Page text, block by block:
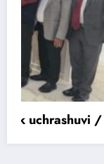
Обмен